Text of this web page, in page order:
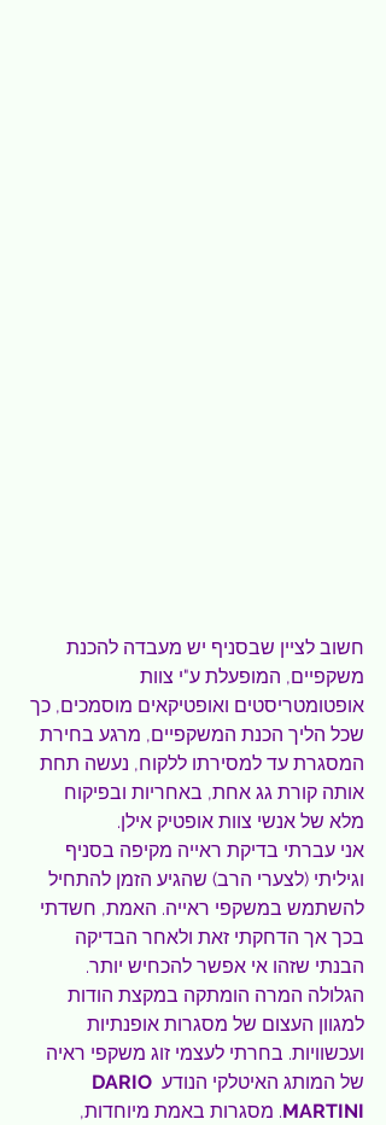
חשוב לציין שבסניף יש מעבדה להכנת
משקפיים, המופעלת ע"י צוות
אופטומטריסטים ואופטיקאים מוסמכים, כך
שכל הליך הכנת המשקפיים, מרגע בחירת
המסגרת עד למסירתו ללקוח, נעשה תחת
אותה קורת גג אחת, באחריות ובפיקוח
מלא של אנשי צוות אופטיק אילן.
אני עברתי בדיקת ראייה מקיפה בסניף
וגיליתי (לצערי הרב) שהגיע הזמן להתחיל
להשתמש במשקפי ראייה. האמת, חשדתי
בכך אך הדחקתי זאת ולאחר הבדיקה
הבנתי שזהו אי אפשר להכחיש יותר.
הגלולה המרה הומתקה במקצת הודות
למגוון העצום של מסגרות אופנתיות
ועכשוויות. בחרתי לעצמי זוג משקפי ראיה
של המותג האיטלקי הנודע DARIO
MARTINI. מסגרות באמת מיוחדות,